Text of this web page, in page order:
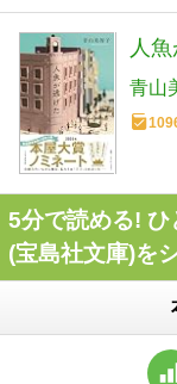
人
青山
5分で読める! ひ
(宝島社文庫)を